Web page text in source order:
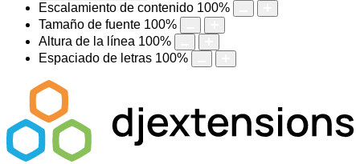
Escalamiento de contenido 100%
Tamaño de fuente 100%
Altura de la línea 100%
Espaciado de letras 100%